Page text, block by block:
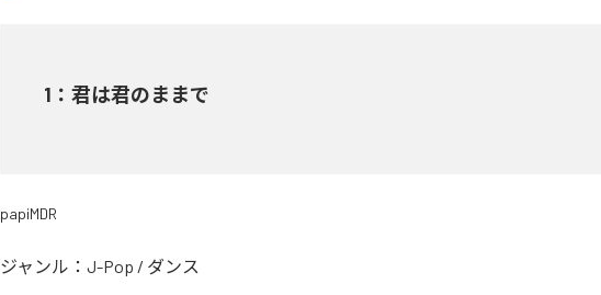
1 ： 君は君のままで
papiMDR
ジャンル： J-Pop / ダンス